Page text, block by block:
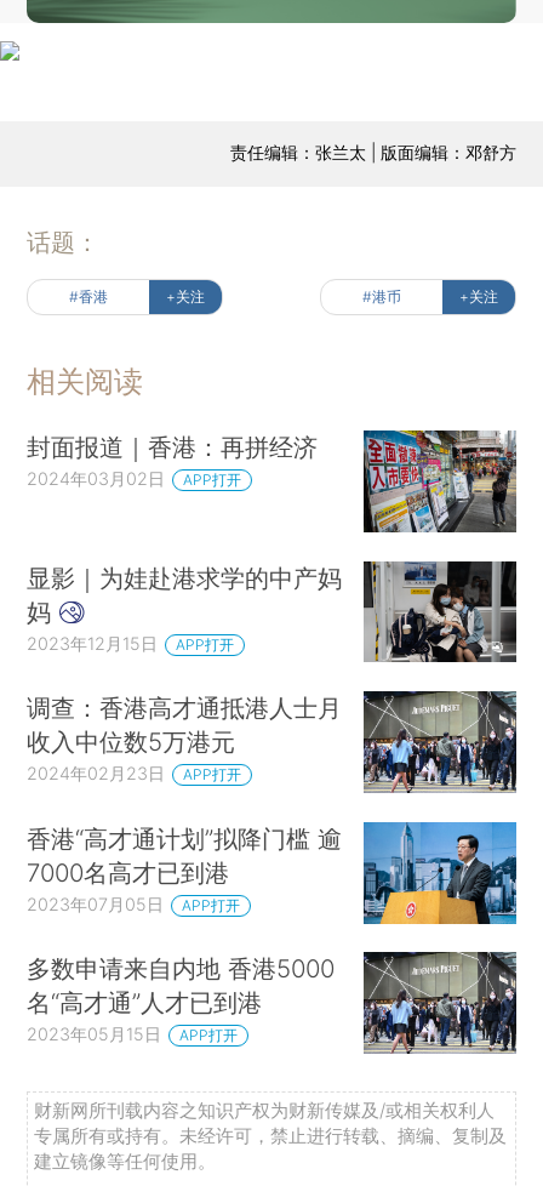
责任编辑：张兰太 | 版面编辑：邓舒方
话题：
#香港 +关注 #港币 +关注
相关阅读
封面报道｜香港：再拼经济
2024年03月02日 APP打开
显影｜为娃赴港求学的中产妈
妈
2023年12月15日 APP打开
调查：香港高才通抵港人士月
收入中位数5万港元
2024年02月23日 APP打开
香港“高才通计划”拟降门槛 逾
7000名高才已到港
2023年07月05日 APP打开
多数申请来自内地 香港5000
名“高才通”人才已到港
2023年05月15日 APP打开
财新网所刊载内容之知识产权为财新传媒及/或相关权利人
专属所有或持有。未经许可，禁止进行转载、摘编、复制及
建立镜像等任何使用。